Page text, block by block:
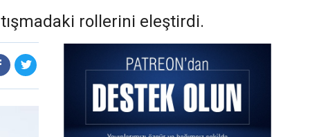
rollerini eleştirdi.